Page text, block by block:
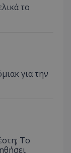
το
για την
Το